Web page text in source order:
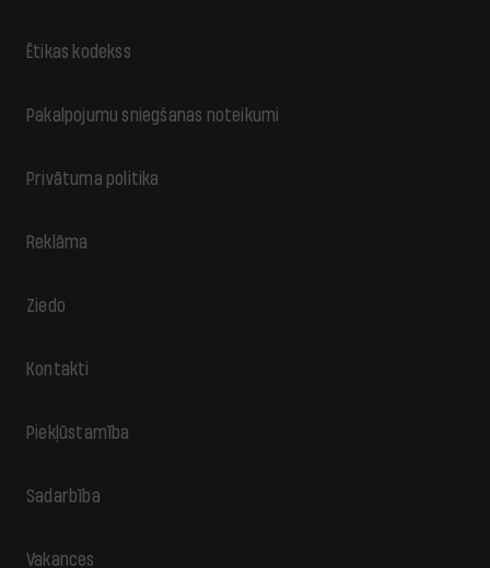
Ētikas kodekss
Pakalpojumu sniegšanas noteikumi
Privātuma politika
Reklāma
Ziedo
Kontakti
Piekļūstamība
Sadarbība
Vakances